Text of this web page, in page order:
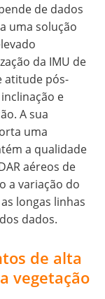
de dados
uma solução
da IMU de
atitude pós-
e
A sua
uma
a qualidade
aéreos de
a variação do
longas linhas
dados.
de alta
vegetação